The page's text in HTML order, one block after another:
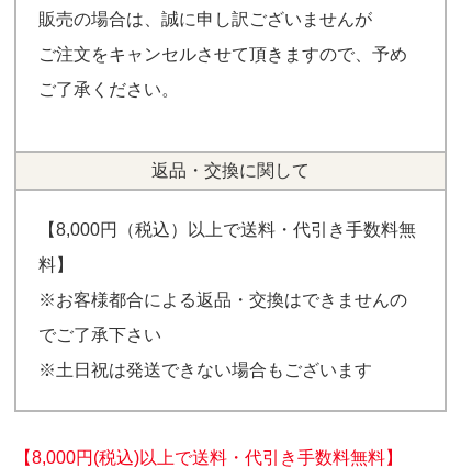
販売の場合は、誠に申し訳ございませんが
ご注文をキャンセルさせて頂きますので、予め
ご了承ください。
返品・交換に関して
【8,000円（税込）以上で送料・代引き手数料無
料】
※お客様都合による返品・交換はできませんの
でご了承下さい
※土日祝は発送できない場合もございます
【8,000円(税込)以上で送料・代引き手数料無料】